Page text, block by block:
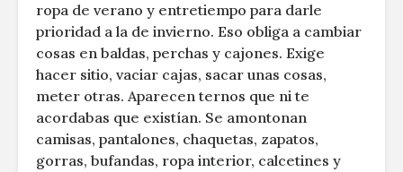
ropa de verano y entretiempo para darle
prioridad a la de invierno. Eso obliga a cambiar
cosas en baldas, perchas y cajones. Exige
hacer sitio, vaciar cajas, sacar unas cosas,
meter otras. Aparecen ternos que ni te
acordabas que existían. Se amontonan
camisas, pantalones, chaquetas, zapatos,
gorras, bufandas, ropa interior, calcetines y